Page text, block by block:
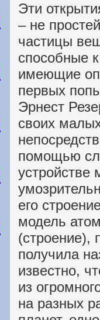
Эти
– не
частицы
способные
имеющие
первых
Эрнест
своих
помощью
устройстве
его
модель
(строение),
получила
известно,
из
на разных